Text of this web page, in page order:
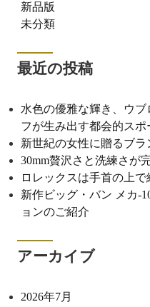
新品版
未分類
最近の投稿
水色の優雅な輝き、ウ
フが生み出す都会的スポ
新世紀の女性に贈るブラ
30mm贅沢さと洗練さが
ロレックスは手首の上
新作ビッグ・バン メカ-
ョンのご紹介
アーカイブ
2026年7月